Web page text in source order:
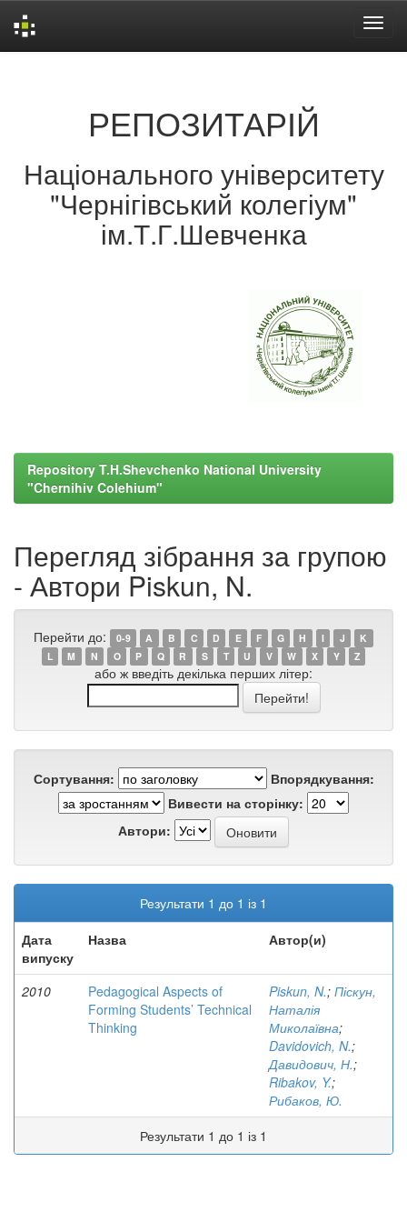
РЕПОЗИТАРІЙ
Національного університету
"Чернігівський колегіум"
ім.Т.Г.Шевченка
Repository T.H.Shevchenko National University
"Chernihiv Colehium"
Перегляд зібрання за групою
- Автори Piskun, N.
Перейти до: 0-9 A B C D E F G H I J
K
L
M N O P Q R S T U V W X Y Z
або ж введіть декілька перших літер:
Сортування:
Впорядкування:
Вивести на сторінку:
Автори:
Результати 1 до 1 із 1
Дата
випуску
Назва Автор(и)
2010
Pedagogical Aspects of
Forming Students’ Technical
Thinking
Piskun, N.; Піскун,
Наталія
Миколаївна;
Davidovich, N.;
Давидович, Н.;
Ribakov, Y.;
Рибаков, Ю.
Результати 1 до 1 із 1